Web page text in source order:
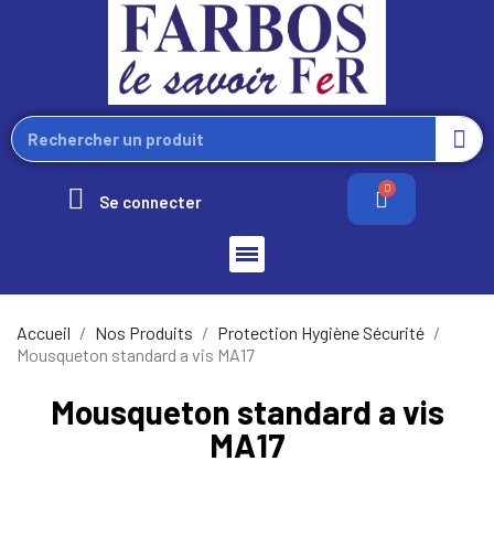
Se connecter
Accueil Nos Produits
Protection Hygiène Sécurité
Mousqueton standard a vis MA17
Mousqueton standard a vis
MA17